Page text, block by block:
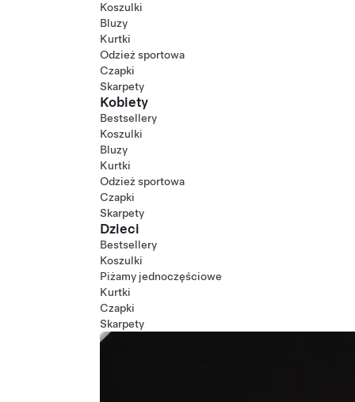
Koszulki
Bluzy
Kurtki
Odzież sportowa
Czapki
Skarpety
Kobiety
Bestsellery
Koszulki
Bluzy
Kurtki
Odzież sportowa
Czapki
Skarpety
Dzieci
Bestsellery
Koszulki
Piżamy jednoczęściowe
Kurtki
Czapki
Skarpety